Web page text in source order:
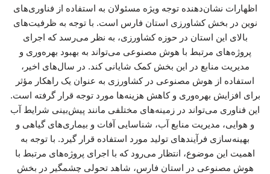
اظهارات نشان‌دهنده توجه ویژه مسئولان به استفاده از فناوری‌های
نوین در بخش کشاورزی استان فارس است. با توجه به ظرفیت‌های
بالای این استان در حوزه کشاورزی، به نظر می‌رسد که اجرای
پروژه‌های مرتبط با هوش مصنوعی می‌تواند به بهبود بهره‌وری و
مدیریت منابع در این بخش کمک شایانی کند. در سال‌های اخیر،
استفاده از هوش مصنوعی در کشاورزی به عنوان یک راهکار مؤثر
برای افزایش بهره‌وری و کاهش هزینه‌ها مورد توجه قرار گرفته است.
این فناوری می‌تواند در زمینه‌های مختلفی مانند پیش‌بینی شرایط آب
و هوایی، مدیریت منابع آب، شناسایی آفات و بیماری‌های گیاهی و
بهینه‌سازی فرآیندهای تولید مورد استفاده قرار گیرد. با توجه به
اهمیت این موضوع، انتظار می‌رود که با اجرای پروژه‌های مرتبط با
هوش مصنوعی در استان فارس، شاهد تحولی چشمگیر در بخش